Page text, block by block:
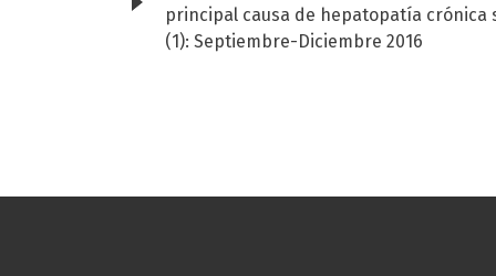
principal causa de hepatopatía crónica
(1): Septiembre-Diciembre 2016